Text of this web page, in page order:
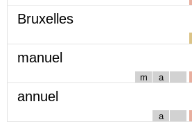
Bruxelles
manuel
m a
annuel
a